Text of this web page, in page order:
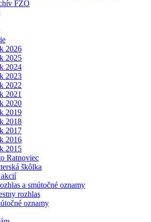
FZO
2026
2025
2024
2023
2022
2021
2020
2019
2018
2017
2016
2015
Ratnoviec
škôlka
a smútočné oznamy
rozhlas
oznamy